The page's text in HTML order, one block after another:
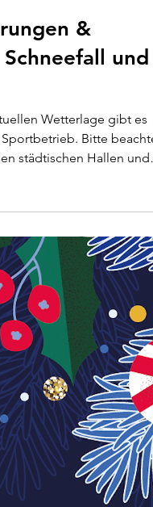
&
und
Wetterlage gibt es
Bitte
städtischen Hallen und
Schulturnhallen
hat uns soeben
ab heute
Voraussichtlich bis